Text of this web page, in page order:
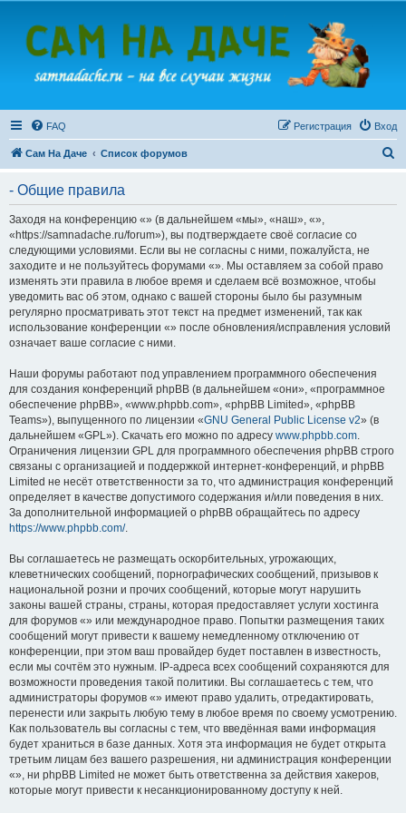
FAQ Вход
Регистрация
Сам На Даче Список форумов
- Общие правила
Заходя на конференцию «» (в дальнейшем «мы», «наш», «»,
«https://samnadache.ru/forum»), вы подтверждаете своё согласие со
следующими условиями. Если вы не согласны с ними, пожалуйста, не
заходите и не пользуйтесь форумами «». Мы оставляем за собой право
изменять эти правила в любое время и сделаем всё возможное, чтобы
уведомить вас об этом, однако с вашей стороны было бы разумным
регулярно просматривать этот текст на предмет изменений, так как
использование конференции «» после обновления/исправления условий
означает ваше согласие с ними.
Наши форумы работают под управлением программного обеспечения
для создания конференций phpBB (в дальнейшем «они», «программное
обеспечение phpBB», «www.phpbb.com», «phpBB Limited», «phpBB
Teams»), выпущенного по лицензии «GNU General Public License v2» (в
дальнейшем «GPL»). Скачать его можно по адресу www.phpbb.com.
Ограничения лицензии GPL для программного обеспечения phpBB строго
связаны с организацией и поддержкой интернет-конференций, и phpBB
Limited не несёт ответственности за то, что администрация конференций
определяет в качестве допустимого содержания и/или поведения в них.
За дополнительной информацией о phpBB обращайтесь по адресу
https://www.phpbb.com/.
Вы соглашаетесь не размещать оскорбительных, угрожающих,
клеветнических сообщений, порнографических сообщений, призывов к
национальной розни и прочих сообщений, которые могут нарушить
законы вашей страны, страны, которая предоставляет услуги хостинга
для форумов «» или международное право. Попытки размещения таких
сообщений могут привести к вашему немедленному отключению от
конференции, при этом ваш провайдер будет поставлен в известность,
если мы сочтём это нужным. IP-адреса всех сообщений сохраняются для
возможности проведения такой политики. Вы соглашаетесь с тем, что
администраторы форумов «» имеют право удалить, отредактировать,
перенести или закрыть любую тему в любое время по своему усмотрению.
Как пользователь вы согласны с тем, что введённая вами информация
будет храниться в базе данных. Хотя эта информация не будет открыта
третьим лицам без вашего разрешения, ни администрация конференции
«», ни phpBB Limited не может быть ответственна за действия хакеров,
которые могут привести к несанкционированному доступу к ней.